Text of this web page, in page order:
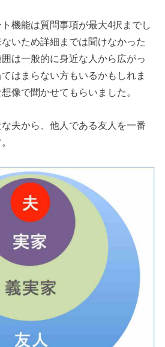
機能は質問事項が最大4択までし
いため詳細までは聞けなかった
は一般的に身近な人から広がっ
はまらない方もいるかもしれま
像で聞かせてもらいました。
夫から、他人である友人を一番